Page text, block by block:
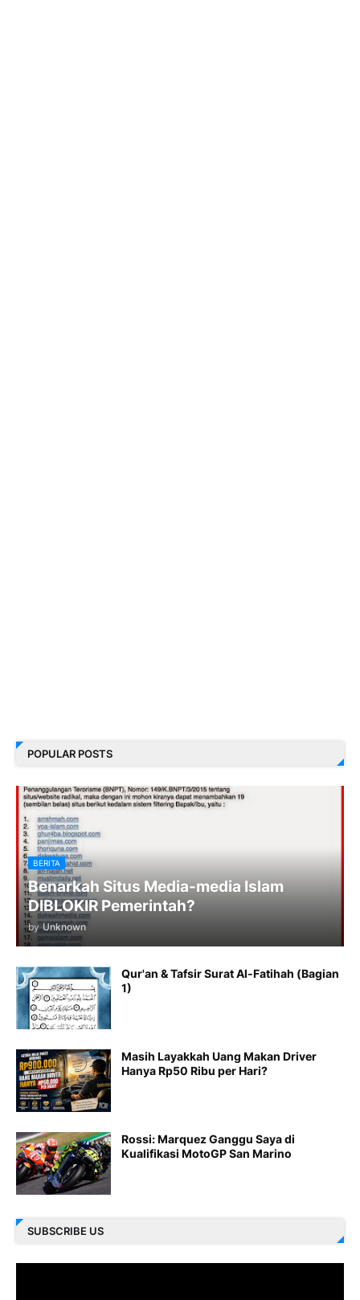
POPULAR POSTS
BERITA
Benarkah Situs Media-media Islam
DIBLOKIR Pemerintah?
by Unknown
Qur'an & Tafsir Surat Al-Fatihah (Bagian
1)
Masih Layakkah Uang Makan Driver
Hanya Rp50 Ribu per Hari?
Rossi: Marquez Ganggu Saya di
Kualifikasi MotoGP San Marino
SUBSCRIBE US